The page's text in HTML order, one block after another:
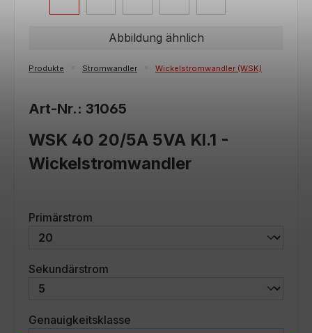
Abbildung ähnlich
Produkte Stromwandler Wickelstromwandler (WSK)
Art-Nr.: 31065
WSK 40 20/5A 5VA Kl.1 -
Wickelstromwandler
Primärstrom
Sekundärstrom
Genauigkeitsklasse